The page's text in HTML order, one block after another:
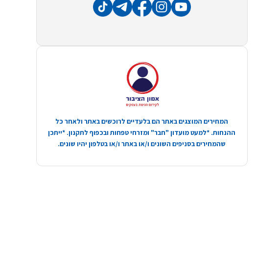
המחירים המוצגים באתר הם בלעדיים לרוכשים באתר ולאחר כל
ההנחות. *למעט מועדון "חבר" ומזרחי טפחות ובכפוף לתקנון. *ייתכן
שהמחירים בסניפים השונים ו/או באתר ו/או בטלפון יהיו שונים.